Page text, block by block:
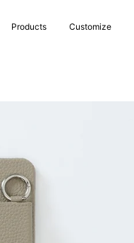
Products Customize